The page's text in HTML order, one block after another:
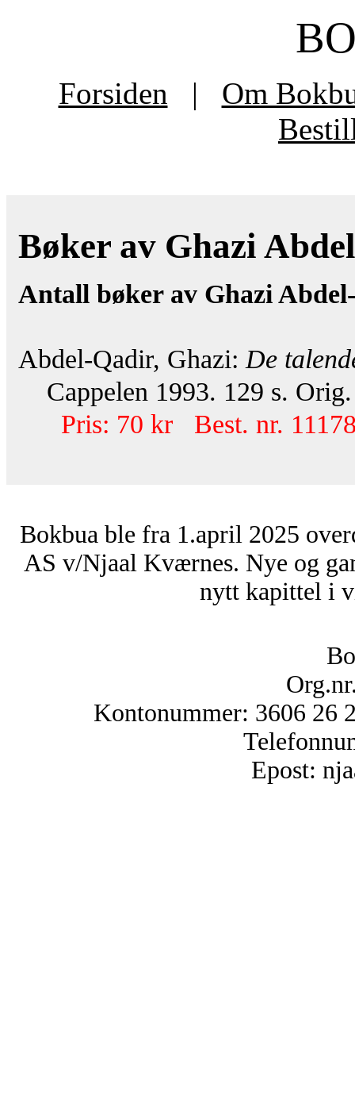
Forsiden |
Om
Bøker av Ghazi
Antall bøker av Ghazi
Abdel-Qadir, Ghazi: De
Cappelen 1993. 129 s.
Pris: 70 kr Best. nr.
Bokbua ble fra 1.april 2025
AS v/Njaal Kværnes. Nye og
nytt kapittel i
Kontonummer: 3606 26
Epost: